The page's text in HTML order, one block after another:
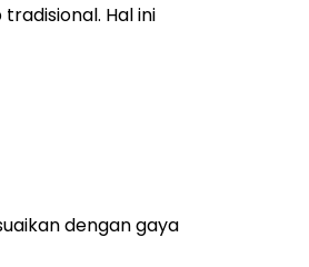
Hal ini
dengan gaya